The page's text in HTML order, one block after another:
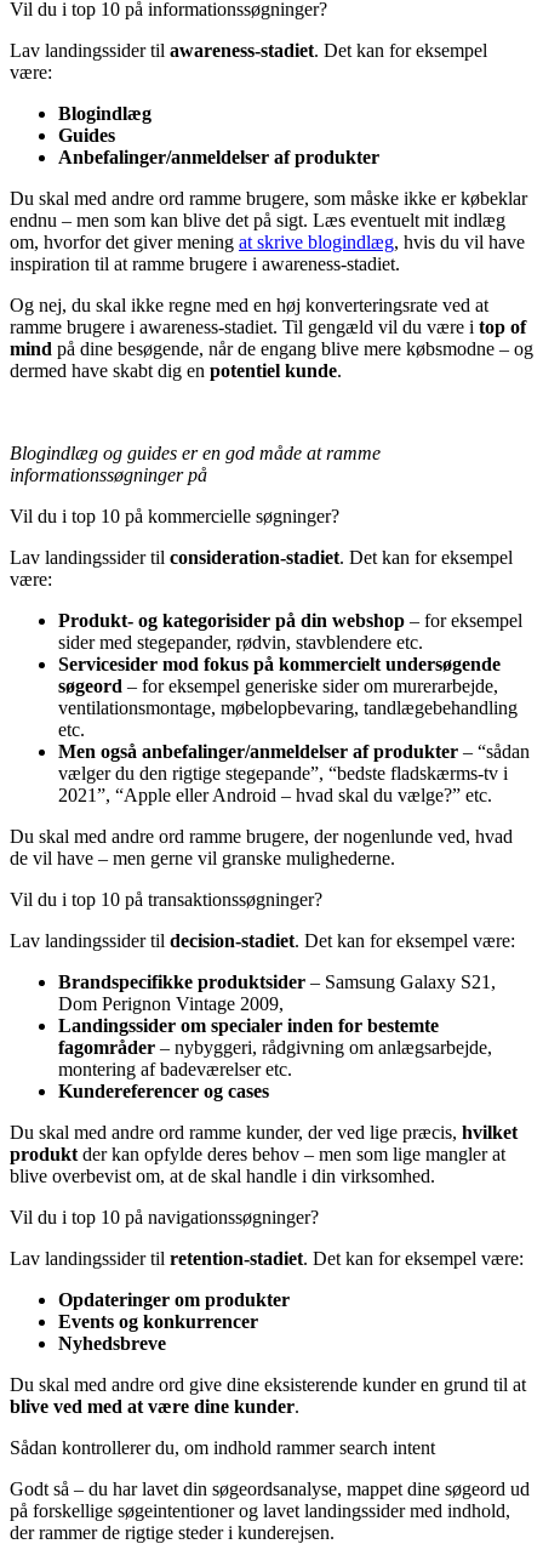
Vil du i top 10 på informationssøgninger?
Lav landingssider til awareness-stadiet. Det kan for eksempel
være:
Blogindlæg
Guides
Anbefalinger/anmeldelser af produkter
Du skal med andre ord ramme brugere, som måske ikke er købeklar
endnu – men som kan blive det på sigt. Læs eventuelt mit indlæg
om, hvorfor det giver mening at skrive blogindlæg, hvis du vil have
inspiration til at ramme brugere i awareness-stadiet.
Og nej, du skal ikke regne med en høj konverteringsrate ved at
ramme brugere i awareness-stadiet. Til gengæld vil du være i top of
mind på dine besøgende, når de engang blive mere købsmodne – og
dermed have skabt dig en potentiel kunde.
Blogindlæg og guides er en god måde at ramme
informationssøgninger på
Vil du i top 10 på kommercielle søgninger?
Lav landingssider til consideration-stadiet. Det kan for eksempel
være:
Produkt- og kategorisider på din webshop – for eksempel
sider med stegepander, rødvin, stavblendere etc.
Servicesider mod fokus på kommercielt undersøgende
søgeord – for eksempel generiske sider om murerarbejde,
ventilationsmontage, møbelopbevaring, tandlægebehandling
etc.
Men også anbefalinger/anmeldelser af produkter – “sådan
vælger du den rigtige stegepande”, “bedste fladskærms-tv i
2021”, “Apple eller Android – hvad skal du vælge?” etc.
Du skal med andre ord ramme brugere, der nogenlunde ved, hvad
de vil have – men gerne vil granske mulighederne.
Vil du i top 10 på transaktionssøgninger?
Lav landingssider til decision-stadiet. Det kan for eksempel være:
Brandspecifikke produktsider – Samsung Galaxy S21,
Dom Perignon Vintage 2009,
Landingssider om specialer inden for bestemte
fagområder – nybyggeri, rådgivning om anlægsarbejde,
montering af badeværelser etc.
Kundereferencer og cases
Du skal med andre ord ramme kunder, der ved lige præcis, hvilket
produkt der kan opfylde deres behov – men som lige mangler at
blive overbevist om, at de skal handle i din virksomhed.
Vil du i top 10 på navigationssøgninger?
Lav landingssider til retention-stadiet. Det kan for eksempel være:
Opdateringer om produkter
Events og konkurrencer
Nyhedsbreve
Du skal med andre ord give dine eksisterende kunder en grund til at
blive ved med at være dine kunder.
Sådan kontrollerer du, om indhold rammer search intent
Godt så – du har lavet din søgeordsanalyse, mappet dine søgeord ud
på forskellige søgeintentioner og lavet landingssider med indhold,
der rammer de rigtige steder i kunderejsen.